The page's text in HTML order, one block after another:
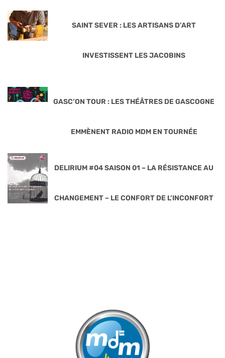
SAINT SEVER : LES ARTISANS D’ART
INVESTISSENT LES JACOBINS
GASC’ON TOUR : LES THÉÂTRES DE GASCOGNE
EMMÈNENT RADIO MDM EN TOURNÉE
DELIRIUM #04 SAISON 01 – LA RÉSISTANCE AU
CHANGEMENT – LE CONFORT DE L’INCONFORT